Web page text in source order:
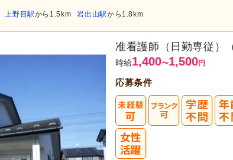
上野目駅から1.5km 岩出山駅から1.8km
准看護師（日勤専従）
時給1,400〜1,500円
応募条件